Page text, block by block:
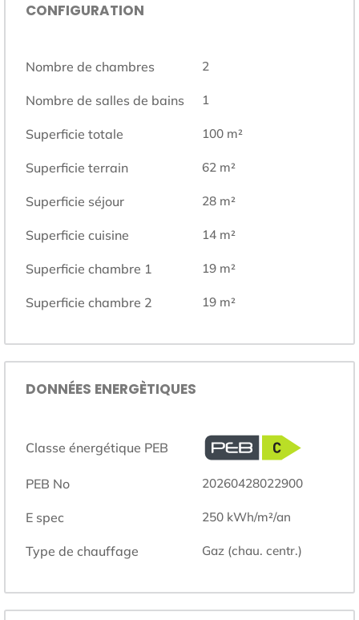
CONFIGURATION
Nombre de chambres 2
Nombre de salles de bains 1
Superficie totale 100 m²
Superficie terrain 62 m²
Superficie séjour 28 m²
Superficie cuisine 14 m²
Superficie chambre 1 19 m²
Superficie chambre 2 19 m²
DONNÉES ENERGÈTIQUES
Classe énergétique PEB
PEB No 20260428022900
E spec 250 kWh/m²/an
Type de chauffage gaz (chau. centr.)